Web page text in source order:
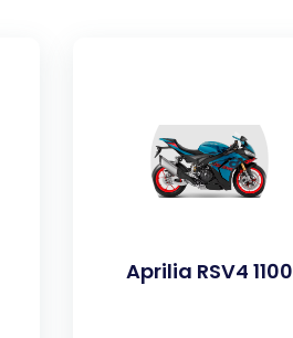
Aprilia RSV4 1100